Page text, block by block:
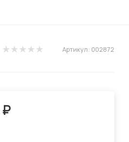
Артикул: 002872
₽